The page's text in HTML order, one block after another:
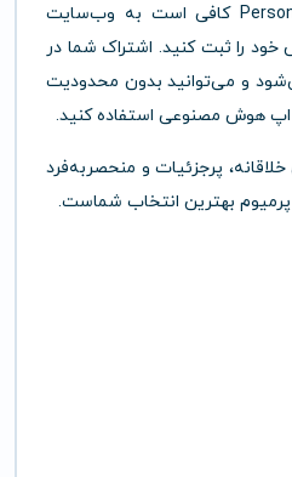
کافی است به وب‌سایت
خود راثبتکنید. اشتراک شما در
و می‌توانید بدون محدودیت
اپ هوش مصنوعی استفادهکنید.
خلاقانه، پرجزئیات و منحصر‌به‌فرد
پرمیوم بهترین انتخاب شماست.